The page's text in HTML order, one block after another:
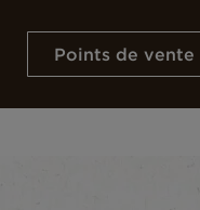
Points de vente